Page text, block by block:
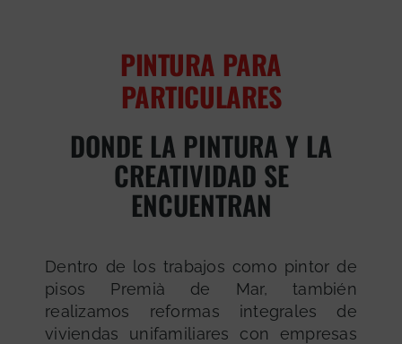
PINTURA PARA
PARTICULARES
DONDE LA PINTURA Y LA
CREATIVIDAD SE
ENCUENTRAN
Dentro de los trabajos como pintor de
pisos Premià de Mar, también
realizamos reformas integrales de
viviendas unifamiliares con empresas